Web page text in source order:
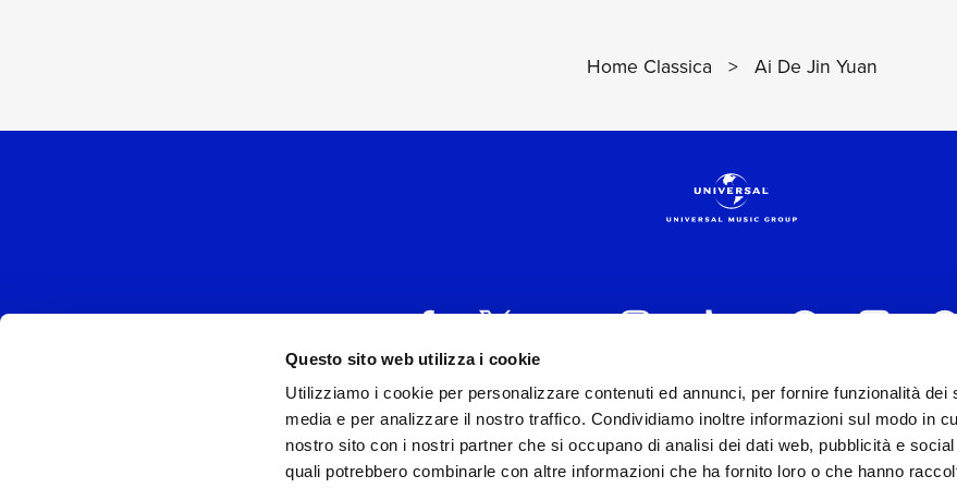
Questo sito web utilizza i cookie
Utilizziamo i cookie per personalizzare contenuti ed annunci, per fornire funzionalità dei
media e per analizzare il nostro traffico. Condividiamo inoltre informazioni sul modo in
nostro sito con i nostri partner che si occupano di analisi dei dati web, pubblicità e
quali potrebbero combinarle con altre informazioni che ha fornito loro o che hanno
Home Classica > Ai De Jin Yuan
UNIVERSAL MUSIC ITALIA s.r.l. (Società con unico socio) | Via
P.IVA IT03802730154 Iscritta al REA di Milano con il numero 966135 in
Capitale sociale Euro 2.000.000 interamente versato.